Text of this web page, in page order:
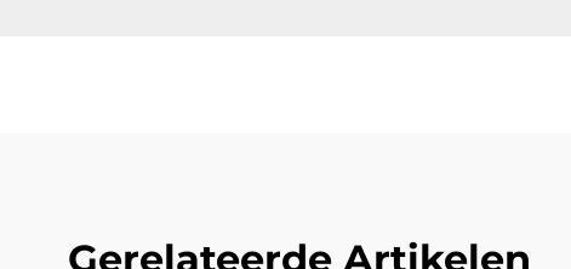
Gerelateerde Artikelen